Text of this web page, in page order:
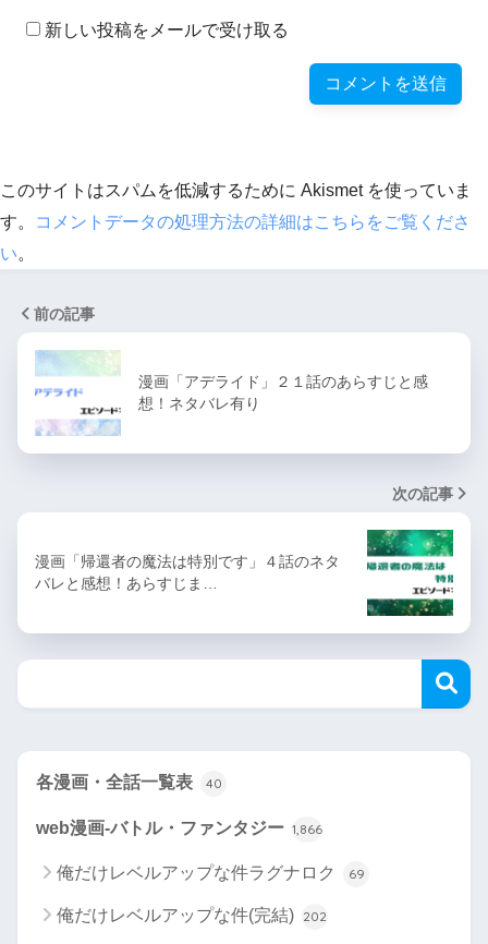
新しい投稿をメールで受け取る
このサイトはスパムを低減するために Akismet を使っていま
す。
コメントデータの処理方法の詳細はこちらをご覧くださ
い。
前の記事
漫画「アデライド」２１話のあらすじと感
想！ネタバレ有り
次の記事
漫画「帰還者の魔法は特別です」４話のネタ
バレと感想！あらすじま…
各漫画・全話一覧表 40
web漫画-バトル・ファンタジー 1,866
俺だけレベルアップな件ラグナロク 69
俺だけレベルアップな件(完結) 202